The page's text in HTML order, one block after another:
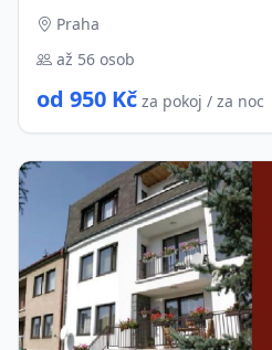
Praha
až 56 osob
od 950 Kč za pokoj / za noc